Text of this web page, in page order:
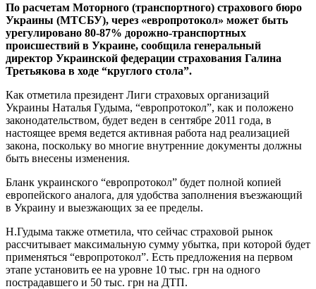
По расчетам Моторного (транспортного) страхового бюро
Украины (МТСБУ), через «европротокол» может быть
урегулировано 80-87% дорожно-транспортных
происшествий в Украине, сообщила генеральный
директор Украинской федерации страхования Галина
Третьякова в ходе “круглого стола”.
Как отметила президент Лиги страховых организаций
Украины Наталья Гудыма, “европротокол”, как и положено
законодательством, будет веден в сентябре 2011 года, в
настоящее время ведется активная работа над реализацией
закона, поскольку во многие внутренние документы должны
быть внесены изменения.
Бланк украинского “европротокол” будет полной копией
европейского аналога, для удобства заполнения въезжающий
в Украину и выезжающих за ее пределы.
Н.Гудыма также отметила, что сейчас страховой рынок
рассчитывает максимальную сумму убытка, при которой будет
применяться “европротокол”. Есть предложения на первом
этапе установить ее на уровне 10 тыс. грн на одного
пострадавшего и 50 тыс. грн на ДТП.